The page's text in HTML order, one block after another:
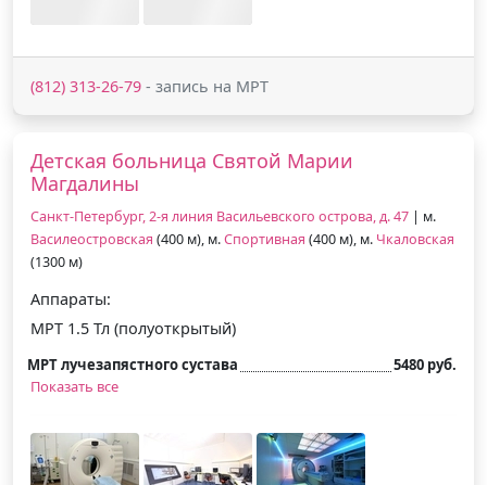
(812) 313-26-79 - запись на МРТ
Детская больница Святой Марии
Магдалины
Санкт-Петербург, 2-я линия Васильевского острова, д. 47 | м.
Василеостровская (400 м), м.Спортивная (400 м), м. Чкаловская
(1300 м)
Аппараты:
МРТ 1.5 Тл (полуоткрытый)
МРТ лучезапястного сустава
5480 руб.
Показать все